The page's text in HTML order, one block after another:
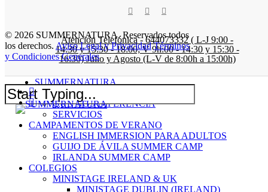
main
content
twitter facebookinstagram
Atención Telefónica - 644073332 ( L-J 9:00 -
14:30 y 15:30 - 18:00; V 9h:00 - 14:30 y 15:30 -
16:30) Julio y Agosto (L-V de 8:00h a 15:00h)
Close
© 2026 SUMMERNATURA. Reservados todos
los derechos. Aviso Legal y Privacidad Términos
y Condiciones Generales
twitter
facebook
Close
Menu
SUMMERNATURA
QUIÉNES SOMOS
QUÉ NOS DIFERENCIA
SERVICIOS
CAMPAMENTOS DE VERANO
ENGLISH IMMERSION PARA ADULTOS
GUIJO DE ÁVILA SUMMER CAMP
IRLANDA SUMMER CAMP
COLEGIOS
MINISTAGE IRELAND & UK
MINISTAGE DUBLIN (IRELAND)